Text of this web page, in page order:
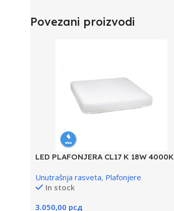
Povezani proizvodi
LED PLAFONJERA CL17 K 18W 4000K
Unutrašnja rasveta, Plafonjere
In stock
3.050,00 рсд